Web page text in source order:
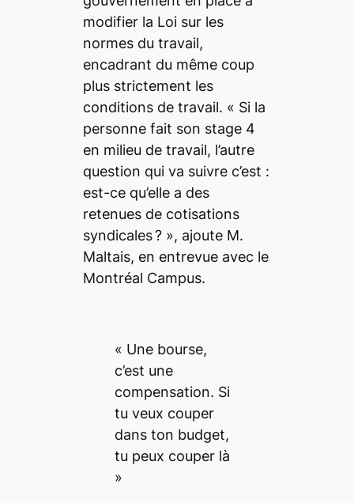
modifier la Loi sur les
normes du travail,
encadrant du même coup
plus strictement les
conditions de travail. « Si la
personne fait son stage 4
en milieu de travail, l’autre
question qui va suivre c’est :
est-ce qu’elle a des
retenues de cotisations
syndicales ? », ajoute M.
Maltais, en entrevue avec le
Montréal Campus.
« Une bourse,
c’est une
compensation. Si
tu veux couper
dans ton budget,
tu peux couper là
»